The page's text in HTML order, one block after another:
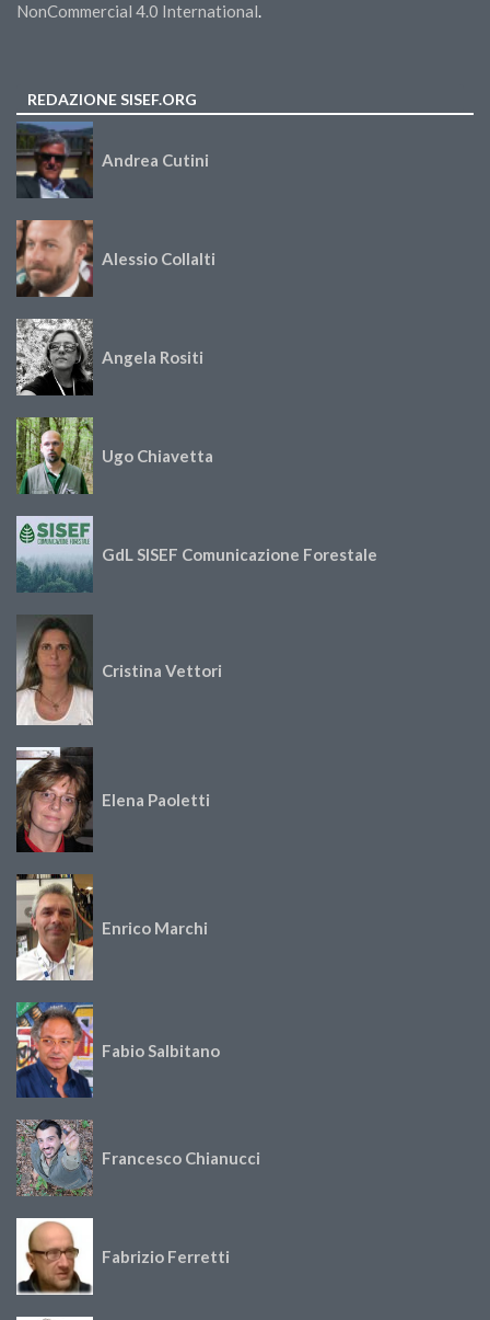
NonCommercial 4.0 International.
REDAZIONE SISEF.ORG
Andrea Cutini
Alessio Collalti
Angela Rositi
Ugo Chiavetta
GdL SISEF Comunicazione Forestale
Cristina Vettori
Elena Paoletti
Enrico Marchi
Fabio Salbitano
Francesco Chianucci
Fabrizio Ferretti